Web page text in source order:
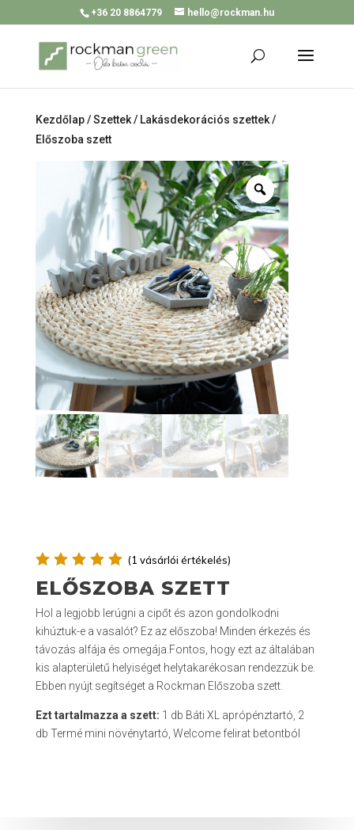
+36 20 8864779 hello@rockman.hu
Kezdőlap/Szettek/ Lakásdekorációs szettek/
Előszoba szett
Értékelé
s5.00
az 5-ből,
értékelé
s
alapján
(1 vásárlói értékelés)
ELŐSZOBA SZETT
Hol a legjobb lerúgni a cipőt és azon gondolkodni
kihúztuk-e a vasalót? Ez az előszoba! Minden érkezés és
távozás alfája és omegája.Fontos, hogy ezt az általában
kis alapterületű helyiséget helytakarékosan rendezzük be.
Ebben nyújt segítséget a Rockman Előszoba szett.
Ezt tartalmazza a szett: 1 db Báti XL aprópénztartó, 2
db Termé mini növénytartó, Welcome felirat betontból